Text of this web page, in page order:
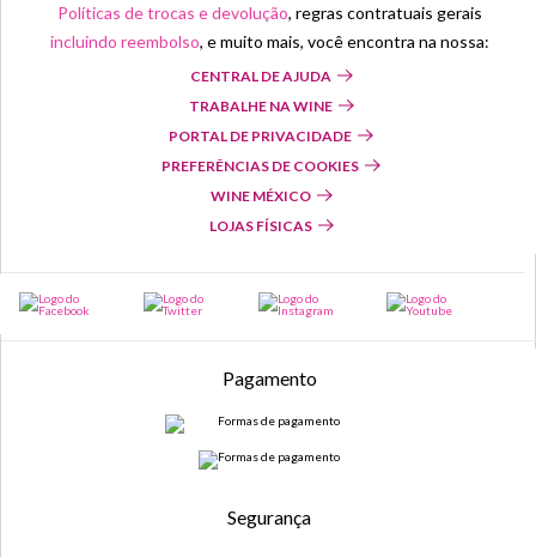
Políticas de trocas e devolução, regras contratuais gerais
incluindo reembolso, e muito mais, você encontra na nossa:
CENTRAL DE AJUDA
TRABALHE NA WINE
PORTAL DE PRIVACIDADE
PREFERÊNCIAS DE COOKIES
WINE MÉXICO
LOJAS FÍSICAS
Pagamento
Segurança